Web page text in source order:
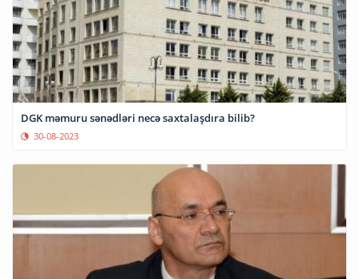
DGK məmuru sənədləri necə saxtalaşdıra bilib?
30-08-2023